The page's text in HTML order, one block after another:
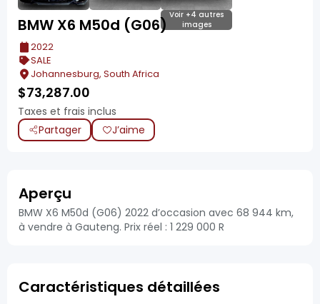
Voir +4 autres
images
BMW X6 M50d (G06)
2022
SALE
Johannesburg, South Africa
$73,287.00
Taxes et frais inclus
Partager
J’aime
Aperçu
BMW X6 M50d (G06) 2022 d’occasion avec 68 944 km,
à vendre à Gauteng. Prix réel : 1 229 000 R
Caractéristiques détaillées